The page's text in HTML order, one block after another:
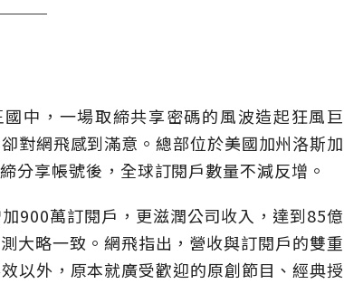
中，一場取締共享密碼的風波造起狂風巨
對網飛感到滿意。總部位於美國加州洛斯加
分享帳號後，全球訂閱戶數量不減反增。
900萬訂閱戶，更滋潤公司收入，達到85億
大略一致。網飛指出，營收與訂閱戶的雙重
以外，原本就廣受歡迎的原創節目、經典授